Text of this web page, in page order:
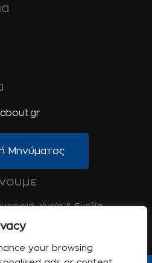
your browsing
Μηνύματος
Υγεία & Ευεξία
την Τήνο